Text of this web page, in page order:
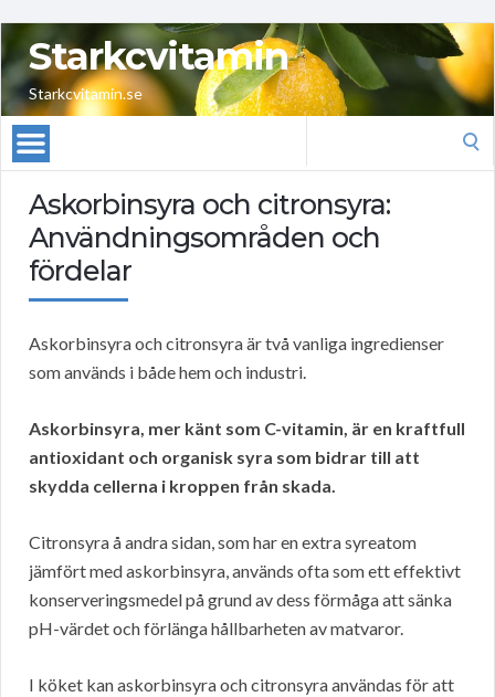
Starkcvitamin
Starkcvitamin.se
Askorbinsyra och citronsyra:
Användningsområden och
fördelar
Askorbinsyra och citronsyra är två vanliga ingredienser
som används i både hem och industri.
Askorbinsyra, mer känt som C-vitamin, är en kraftfull
antioxidant och organisk syra som bidrar till att
skydda cellerna i kroppen från skada.
Citronsyra å andra sidan, som har en extra syreatom
jämfört med askorbinsyra, används ofta som ett effektivt
konserveringsmedel på grund av dess förmåga att sänka
pH-värdet och förlänga hållbarheten av matvaror.
I köket kan askorbinsyra och citronsyra användas för att